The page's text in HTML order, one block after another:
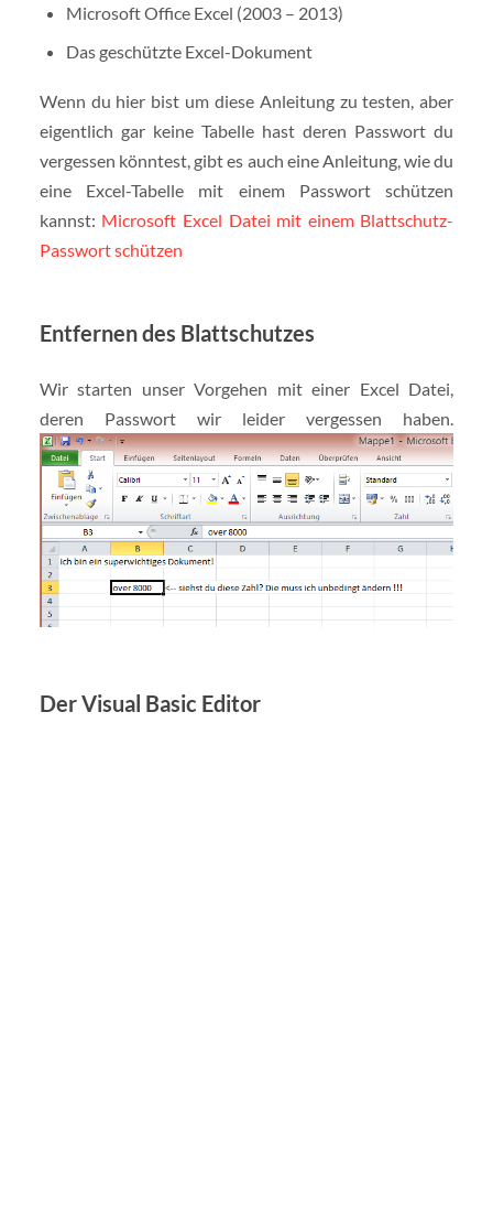
Microsoft Office Excel (2003 – 2013)
Das geschützte Excel-Dokument
Wenn du hier bist um diese Anleitung zu testen, aber
eigentlich gar keine Tabelle hast deren Passwort du
vergessen könntest, gibt es auch eine Anleitung, wie du
eine Excel-Tabelle mit einem Passwort schützen
kannst: Microsoft Excel Datei mit einem Blattschutz-
Passwort schützen
Entfernen des Blattschutzes
Wir starten unser Vorgehen mit einer Excel Datei,
deren Passwort wir leider vergessen haben.
Der Visual Basic Editor